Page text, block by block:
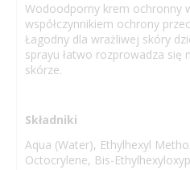
Wodoodporny krem ochronny
współczynnikiem ochrony
Łagodny dla wrażliwej skóry
sprayu łatwo rozprowadza się
skórze.
Składniki
Aqua (Water), Ethylhexyl
Octocrylene, Bis-